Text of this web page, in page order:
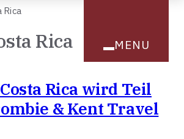
MENU
Rica
Rica
Rica wird Teil
& Kent Travel